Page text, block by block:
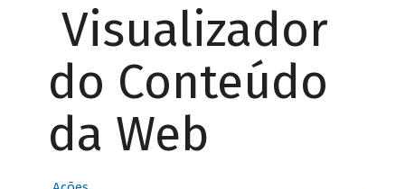
Visualizador
do Conteúdo
da Web